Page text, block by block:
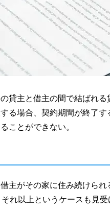
貸主と借主の間で結ばれ
る場合、契約期間が終了
ことができない。
主がその家に住み続けら
れ以上というケースも見受